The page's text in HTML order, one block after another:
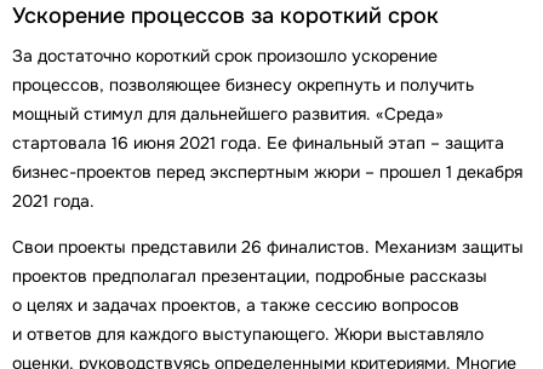
Ускорение процессов за короткий срок
За достаточно короткий срок произошло ускорение
процессов, позволяющее бизнесу окрепнуть и получить
мощный стимул для дальнейшего развития. «Среда»
стартовала 16 июня 2021 года. Ее финальный этап – защита
бизнес-проектов перед экспертным жюри – прошел 1 декабря
2021 года.
Свои проекты представили 26 финалистов. Механизм защиты
проектов предполагал презентации, подробные рассказы
о целях и задачах проектов, а также сессию вопросов
и ответов для каждого выступающего. Жюри выставляло
оценки, руководствуясь определенными критериями. Многие